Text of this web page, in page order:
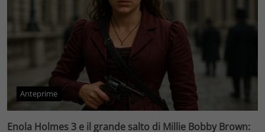
Anteprime
Enola Holmes 3 e il grande salto di Millie Bobby Brown: